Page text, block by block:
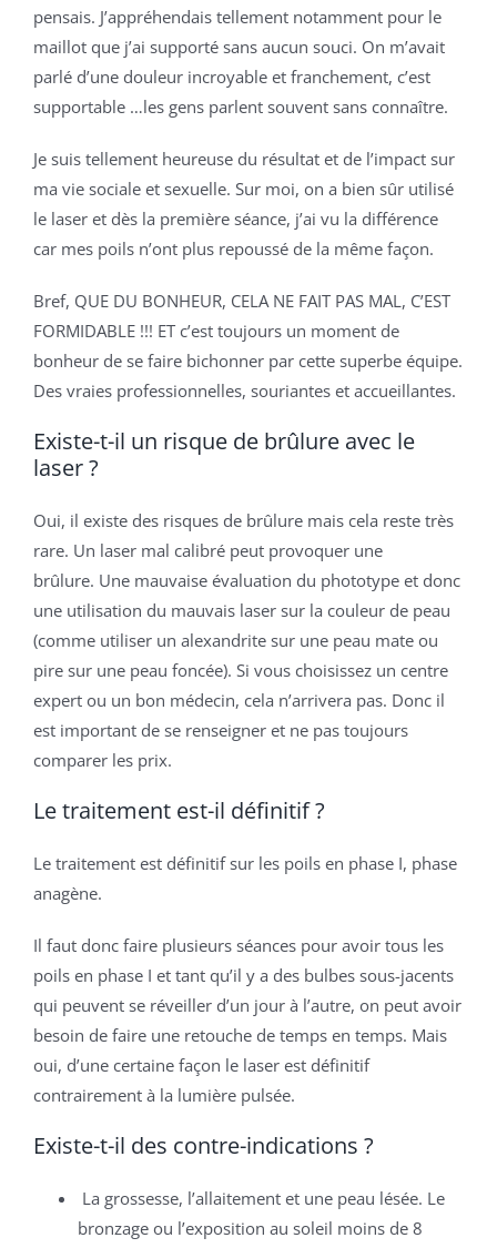
pensais. J’appréhendais tellement notamment pour le
maillot que j’ai supporté sans aucun souci. On m’avait
parlé d’une douleur incroyable et franchement, c’est
supportable …les gens parlent souvent sans connaître.
Je suis tellement heureuse du résultat et de l’impact sur
ma vie sociale et sexuelle. Sur moi, on a bien sûr utilisé
le laser et dès la première séance, j’ai vu la différence
car mes poils n’ont plus repoussé de la même façon.
Bref, QUE DU BONHEUR, CELA NE FAIT PAS MAL, C’EST
FORMIDABLE !!! ET c’est toujours un moment de
bonheur de se faire bichonner par cette superbe équipe.
Des vraies professionnelles, souriantes et accueillantes.
Existe-t-il un risque de brûlure avec le
laser ?
Oui, il existe des risques de brûlure mais cela reste très
rare. Un laser mal calibré peut provoquer une
brûlure. Une mauvaise évaluation du phototype et donc
une utilisation du mauvais laser sur la couleur de peau
(comme utiliser un alexandrite sur une peau mate ou
pire sur une peau foncée). Si vous choisissez un centre
expert ou un bon médecin, cela n’arrivera pas. Donc il
est important de se renseigner et ne pas toujours
comparer les prix.
Le traitement est-il définitif ?
Le traitement est définitif sur les poils en phase I, phase
anagène.
Il faut donc faire plusieurs séances pour avoir tous les
poils en phase I et tant qu’il y a des bulbes sous-jacents
qui peuvent se réveiller d’un jour à l’autre, on peut avoir
besoin de faire une retouche de temps en temps. Mais
oui, d’une certaine façon le laser est définitif
contrairement à la lumière pulsée.
Existe-t-il des contre-indications ?
La grossesse, l’allaitement et une peau lésée. Le
bronzage ou l’exposition au soleil moins de 8